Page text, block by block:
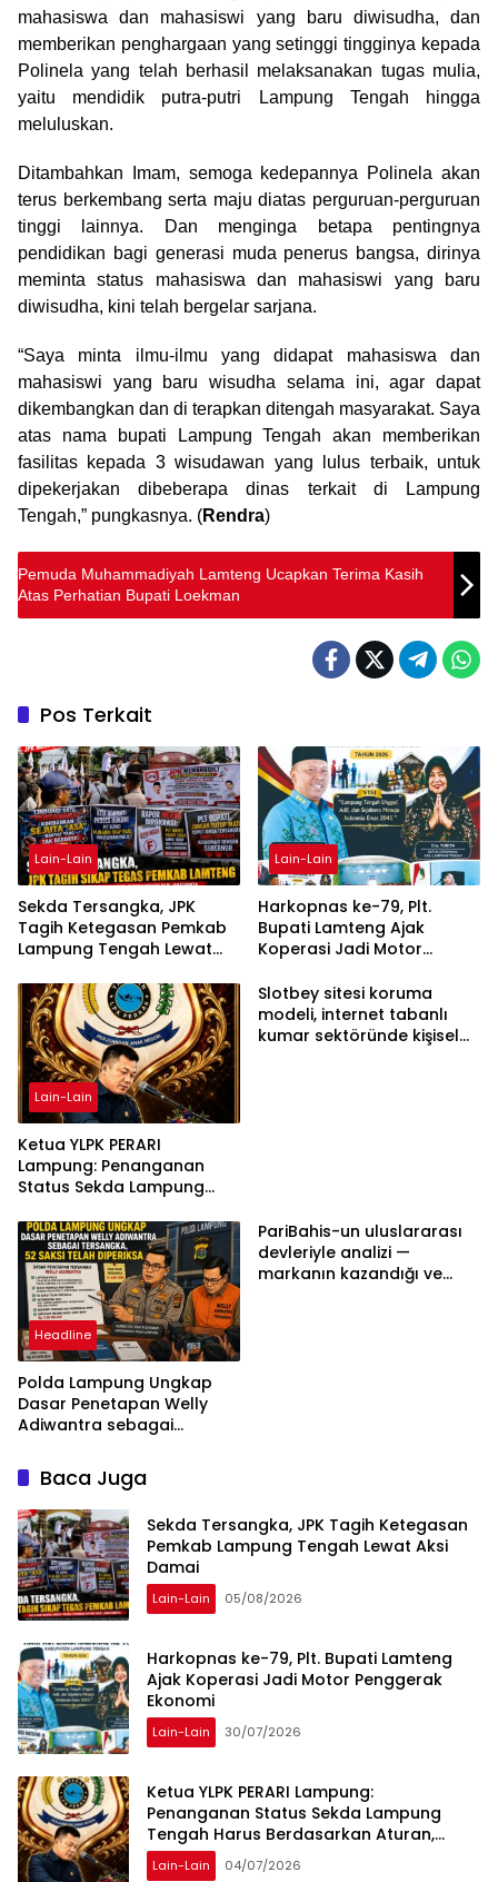
mahasiswa dan mahasiswi yang baru diwisudha, dan
memberikan penghargaan yang setinggi tingginya kepada
Polinela yang telah berhasil melaksanakan tugas mulia,
yaitu mendidik putra-putri Lampung Tengah hingga
meluluskan.
Ditambahkan Imam, semoga kedepannya Polinela akan
terus berkembang serta maju diatas perguruan-perguruan
tinggi lainnya. Dan menginga betapa pentingnya
pendidikan bagi generasi muda penerus bangsa, dirinya
meminta status mahasiswa dan mahasiswi yang baru
diwisudha, kini telah bergelar sarjana.
“Saya minta ilmu-ilmu yang didapat mahasiswa dan
mahasiswi yang baru wisudha selama ini, agar dapat
dikembangkan dan di terapkan ditengah masyarakat. Saya
atas nama bupati Lampung Tengah akan memberikan
fasilitas kepada 3 wisudawan yang lulus terbaik, untuk
dipekerjakan dibeberapa dinas terkait di Lampung
Tengah,” pungkasnya. (Rendra)
Pemuda Muhammadiyah Lamteng Ucapkan Terima Kasih
Atas Perhatian Bupati Loekman
Pos Terkait
Lain-Lain
Sekda Tersangka, JPK
Tagih Ketegasan Pemkab
Lampung Tengah Lewat
Lain-Lain
Harkopnas ke-79, Plt.
Bupati Lamteng Ajak
Koperasi Jadi Motor
Lain-Lain
Ketua YLPK PERARI
Lampung: Penanganan
Status Sekda Lampung
Berdasarkan Aturan,
Bukan Tekanan Opini
Slotbey sitesi koruma
modeli, internet tabanlı
kumar sektöründe kişisel
Headline
Polda Lampung Ungkap
Dasar Penetapan Welly
Adiwantra sebagai
Diperiksa
PariBahis-un uluslararası
devleriyle analizi —
markanın kazandığı ve
Baca Juga
Sekda Tersangka, JPK Tagih Ketegasan
Pemkab Lampung Tengah Lewat Aksi
Damai
Lain-Lain 05/08/2026
Harkopnas ke-79, Plt. Bupati Lamteng
Ajak Koperasi Jadi Motor Penggerak
Ekonomi
Lain-Lain 30/07/2026
Ketua YLPK PERARI Lampung:
Penanganan Status Sekda Lampung
Tengah Harus Berdasarkan Aturan,
Bukan Tekanan Opini
Lain-Lain 04/07/2026